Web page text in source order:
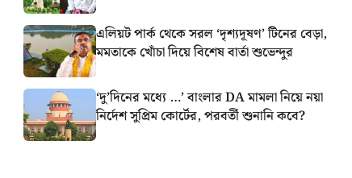
এলিয়ট পার্ক থেকে সরল ‘দৃশ্যদূষণ’ টিনের বেড়া,
মমতাকে খোঁচা দিয়ে বিশেষ বার্তা শুভেন্দুর
‘দু’দিনের মধ্যে …’ বাংলার DA মামলা নিয়ে নয়া
নির্দেশ সুপ্রিম কোর্টের, পরবর্তী শুনানি কবে?